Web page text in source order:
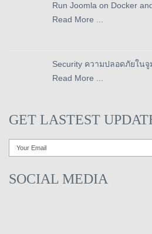
Run Joomla on Docker
Read More ...
Security ความปลอดภัยในจู
Read More ...
GET LASTEST
SOCIAL MEDIA